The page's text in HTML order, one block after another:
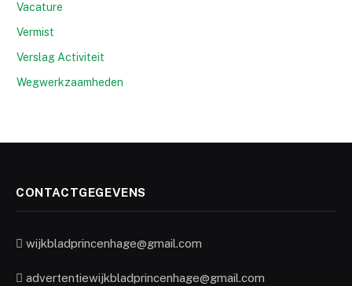
Vacature
Vermist
Verslag Activiteit
Wegwerkzaamheden
CONTACTGEGEVENS
wijkbladprincenhage@gmail.com
advertentiewijkbladprincenhage@gmail.com